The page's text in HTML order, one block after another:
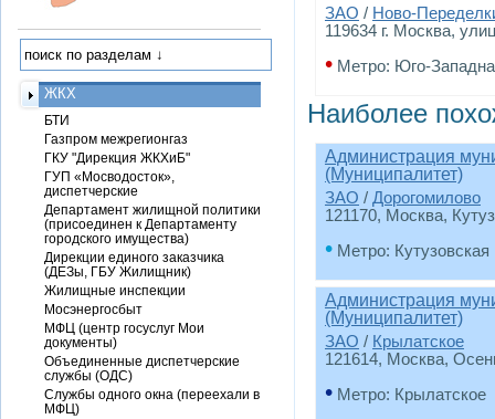
ЗАО / Ново-
119634 г. Москва,
• Метро: Юго-
Наиболее
Администрация
(Муниципалитет)
ЗАО / Дорогомилово
121170, Москва,
• Метро: Кутузовская
Администрация
(Муниципалитет)
ЗАО / Крылатское
121614, Москва,
• Метро: Крылатское
ЖКХ
БТИ
Газпром межрегионгаз
ГКУ "Дирекция ЖКХиБ"
ГУП «Мосводосток»,
диспетчерские
Департамент жилищной политики
(присоединен к Департаменту
городского имущества)
Дирекции единого заказчика
(ДЕЗы, ГБУ Жилищник)
Жилищные инспекции
Мосэнергосбыт
МФЦ (центр госуслуг Мои
документы)
Объединенные диспетчерские
службы (ОДС)
Службы одного окна (переехали в
МФЦ)